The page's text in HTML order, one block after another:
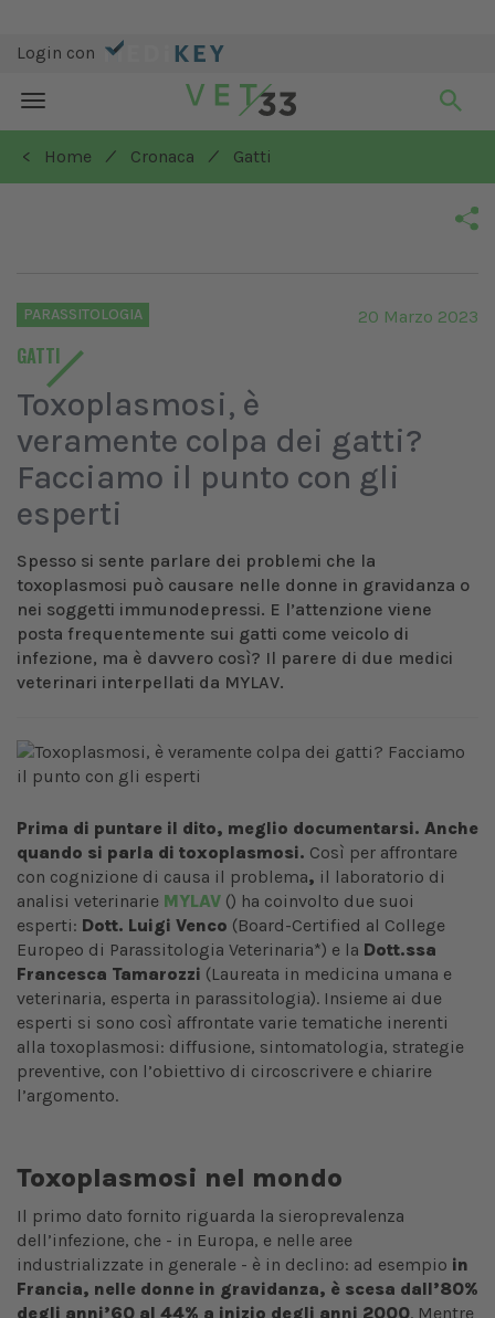
Login con
Toggle
navigation
< Home
/ Cronaca / Gatti
PARASSITOLOGIA
GATTI
20 Marzo 2023
Toxoplasmosi, è
veramente colpa dei gatti?
Facciamo il punto con gli
esperti
Spesso si sente parlare dei problemi che la
toxoplasmosi può causare nelle donne in gravidanza o
nei soggetti immunodepressi. E l’attenzione viene
posta frequentemente sui gatti come veicolo di
infezione, ma è davvero così? Il parere di due medici
veterinari interpellati da MYLAV.
Prima di puntare il dito, meglio documentarsi. Anche
quando si parla di toxoplasmosi. Così per affrontare
con cognizione di causa il problema, il laboratorio di
analisi veterinarie MYLAV () ha coinvolto due suoi
esperti: Dott. Luigi Venco (Board-Certified al College
Europeo di Parassitologia Veterinaria*) e la Dott.ssa
Francesca Tamarozzi (Laureata in medicina umana e
veterinaria, esperta in parassitologia). Insieme ai due
esperti si sono così affrontate varie tematiche inerenti
alla toxoplasmosi: diffusione, sintomatologia, strategie
preventive, con l’obiettivo di circoscrivere e chiarire
l’argomento.
Toxoplasmosi nel mondo
Il primo dato fornito riguarda la sieroprevalenza
dell’infezione, che - in Europa, e nelle aree
industrializzate in generale - è in declino: ad esempio in
Francia, nelle donne in gravidanza, è scesa dall’80%
degli anni’60 al 44% a inizio degli anni 2000. Mentre